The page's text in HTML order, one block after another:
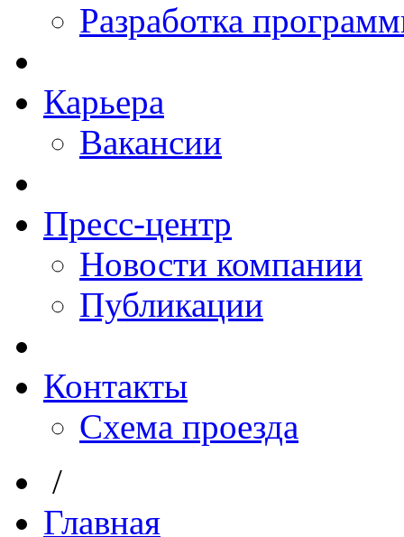
Разработка
Карьера
Вакансии
Пресс-центр
Новости компании
Публикации
Контакты
Схема проезда
/
Главная